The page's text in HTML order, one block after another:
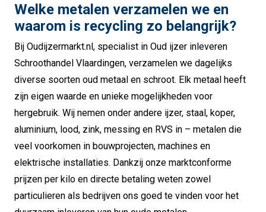
Welke metalen verzamelen we en
waarom is recycling zo belangrijk?
Bij Oudijzermarkt.nl, specialist in Oud ijzer inleveren
Schroothandel Vlaardingen, verzamelen we dagelijks
diverse soorten oud metaal en schroot. Elk metaal heeft
zijn eigen waarde en unieke mogelijkheden voor
hergebruik. Wij nemen onder andere ijzer, staal, koper,
aluminium, lood, zink, messing en RVS in – metalen die
veel voorkomen in bouwprojecten, machines en
elektrische installaties. Dankzij onze marktconforme
prijzen per kilo en directe betaling weten zowel
particulieren als bedrijven ons goed te vinden voor het